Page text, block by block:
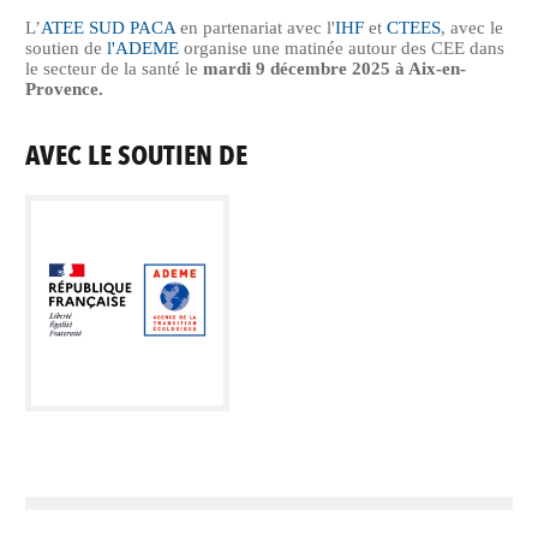
L’ATEE SUD PACA en partenariat avec l'IHF etCTEES, avec le
soutien del'ADEME organise une matinée autour des CEE dans
le secteur de la santé lemardi 9 décembre 2025 à Aix-en-
Provence.
AVEC LE SOUTIEN DE